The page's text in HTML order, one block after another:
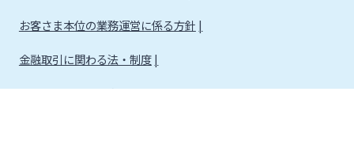
お客さま本位の業務運営に係る方針
金融取引に関わる法・制度
金融取引に関わる方針